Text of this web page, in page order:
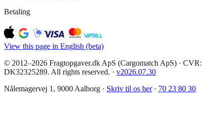
Betaling
View this page in English (beta)
© 2012–2026 Fragtopgaver.dk ApS (Cargomatch ApS) · CVR:
DK32325289. All rights reserved. · v2026.07.30
Nålemagervej 1, 9000 Aalborg · Skriv til os her · 70 23 80 30